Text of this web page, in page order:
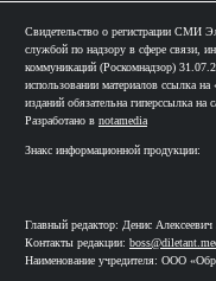
Свидетельство о регистрации СМИ
службой по надзору в сфере связи,
коммуникаций (Роскомнадзор)
использовании материалов ссылка
изданий обязательна гиперссылка
Разработано в notamedia
Знакс информационной продукции:
Главный редактор: Денис Алексеевич
Контакты редакции:
Наименование учредителя: ООО